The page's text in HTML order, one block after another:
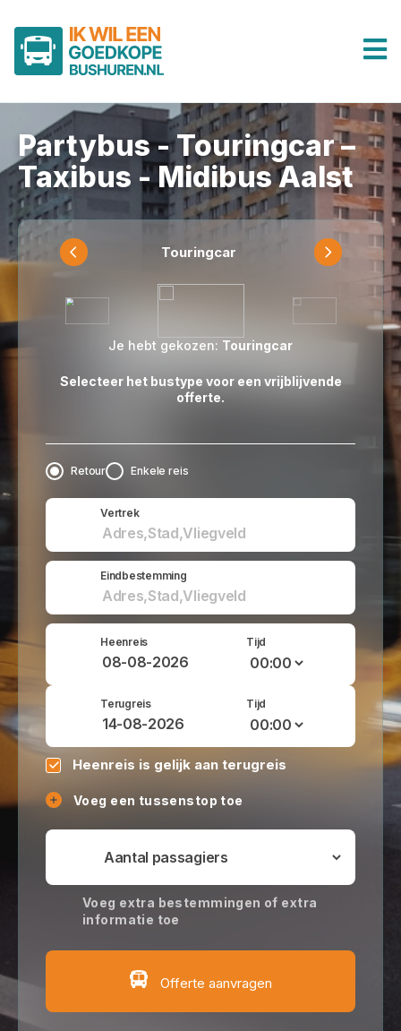
Partybus - Touringcar –
Taxibus - Midibus Aalst
Touringcar
Je hebt gekozen: Touringcar
Selecteer het bustype voor een vrijblijvende
offerte.
Retour Enkele reis
Vertrek
Eindbestemming
Heenreis Tijd
Terugreis Tijd
Heenreis is gelijk aan terugreis
Voeg een tussenstop toe
Voeg extra bestemmingen of extra
informatie toe
Offerte aanvragen